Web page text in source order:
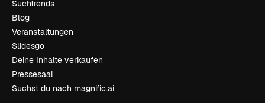
Suchtrends
Blog
Veranstaltungen
Slidesgo
Deine Inhalte verkaufen
Pressesaal
Suchst du nach magnific.ai